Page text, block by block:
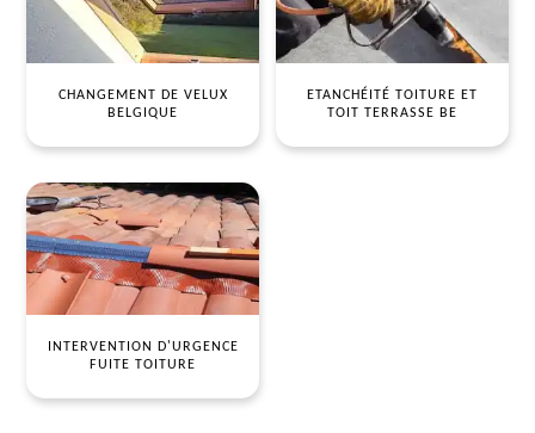
CHANGEMENT DE VELUX
BELGIQUE
ETANCHÉITÉ TOITURE ET
TOIT TERRASSE BE
INTERVENTION D'URGENCE
FUITE TOITURE